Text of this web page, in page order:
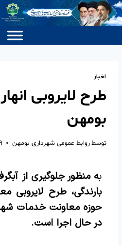
اخبار
طرح لایروبی
بومهن
توسطروابط عمومی شهرداری بومهن
به منظور جلوگیری از
بارندگی، طرح لایروبی
حوزه معاونت خدمات
در حال اجرا است.